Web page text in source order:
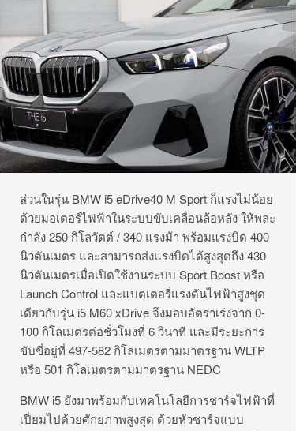
ส่วนในรุ่น BMW i5 eDrive40 M Sport ก็แรงไม่น้อย
ด้วยมอเตอร์ไฟฟ้าในระบบขับเคลื่อนล้อหลัง ให้พละ
กำลัง 250 กิโลวัตต์ / 340 แรงม้า พร้อมแรงบิด 400
นิวตันเมตร และสามารถส่งแรงบิดได้สูงสุดถึง 430
นิวตันเมตรเมื่อเปิดใช้งานระบบ Sport Boost หรือ
Launch Control และแบตเตอรี่แรงดันไฟฟ้าสูงชุด
เดียวกับรุ่น i5 M60 xDrive จึงมอบอัตราเร่งจาก 0-
100 กิโลเมตรต่อชั่วโมงที่ 6 วินาที และมีระยะการ
ขับขี่อยู่ที่ 497-582 กิโลเมตรตามมาตรฐาน WLTP
หรือ 501 กิโลเมตรตามมาตรฐาน NEDC
BMW i5 ยังมาพร้อมกับเทคโนโลยีการชาร์จไฟฟ้าที่
เปี่ยมไปด้วยศักยภาพสูงสุด ด้วยหัวชาร์จแบบ